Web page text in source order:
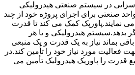
سزایی در سیستم صنعتی هیدرولیکی
صنعتی برای اجرای پروژه خود از چند
می نمایند.پاورپک کمک می کند تا قدرت
بدهد.سیستم هیدرولیکی و یا هر
بماند نیاز به یک قدرت و یک منبعی
فعالیت مورد نیاز خود را تأمین کند.در
قدرت را پاورپک هیدرولیک تأمین می